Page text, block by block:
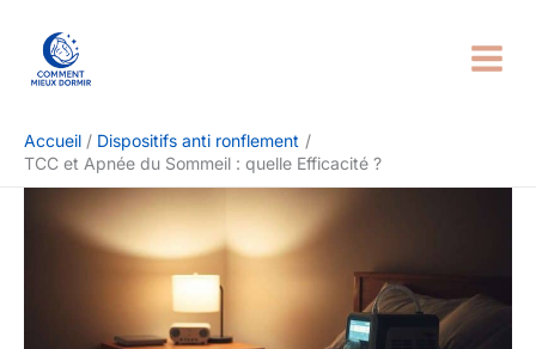
contenu
Accueil
Dispositifs anti ronflement
TCC et Apnée du Sommeil : quelle Efficacité ?